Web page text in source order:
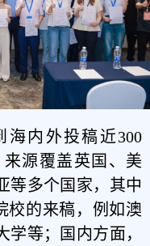
内外投稿近300
源覆盖英国、美
等多个国家，其中
校的来稿，例如澳
等；国内方面，